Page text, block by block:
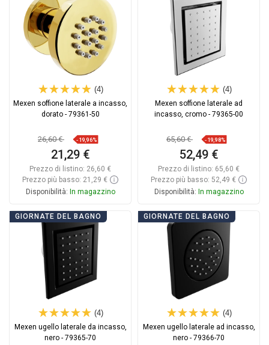
Preferito
Confrontare favorite_border Preferito
Confrontare
(4)
Mexen soffione laterale a incasso,
dorato - 79361-50
26,60 € -19,96%
21,29 €
Prezzo di listino: 26,60 €
Prezzo più basso: 21,29 €
Disponibilità: In magazzino
Aggiungi al carrello
favorite_border Preferito
Confrontare
(4)
Mexen soffione laterale ad
incasso, cromo - 79365-00
65,60 € -19,98%
52,49 €
Prezzo di listino: 65,60 €
Prezzo più basso: 52,49 €
Disponibilità: In magazzino
Aggiungi al carrello
favorite_border Preferito
Confrontare
GIORNATE DEL BAGNO
(4)
Mexen ugello laterale da incasso,
nero - 79365-70
GIORNATE DEL BAGNO
(4)
Mexen ugello laterale ad incasso,
nero - 79366-70